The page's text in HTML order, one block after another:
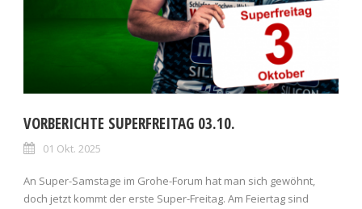
VORBERICHTE SUPERFREITAG 03.10.
01 Okt. 2025
An Super-Samstage im Grohe-Forum hat man sich gewöhnt,
doch jetzt kommt der erste Super-Freitag. Am Feiertag sind